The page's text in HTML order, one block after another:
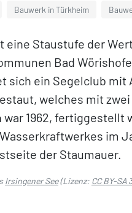
Bauwerk in Türkheim
eine Staustufe der
Bad
sich ein Segelclub mit
welches mit
1962, fertiggestellt
im
der Staumauer.
Irsingener See(Lizenz: CC BY-SA